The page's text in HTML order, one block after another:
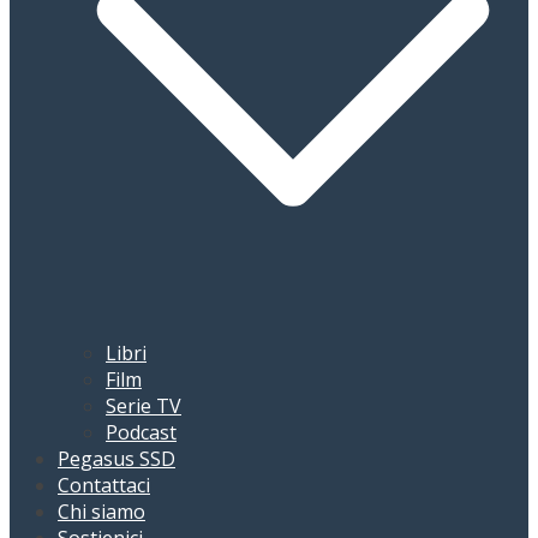
Libri
Film
Serie TV
Podcast
Pegasus SSD
Contattaci
Chi siamo